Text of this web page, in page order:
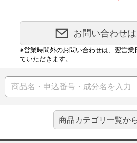
お問い合わせ
※営業時間外のお問い合わせは、翌営業
ていただきます。
商品カテゴリ一覧か